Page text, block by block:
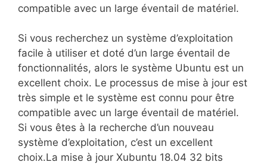
compatible avec un large éventail de matériel.
Si vous recherchez un système d’exploitation
facile à utiliser et doté d’un large éventail de
fonctionnalités, alors le système Ubuntu est un
excellent choix. Le processus de mise à jour est
très simple et le système est connu pour être
compatible avec un large éventail de matériel.
Si vous êtes à la recherche d’un nouveau
système d’exploitation, c’est un excellent
choix.La mise à jour Xubuntu 18.04 32 bits